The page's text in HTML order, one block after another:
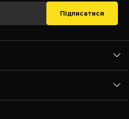
Підписатися